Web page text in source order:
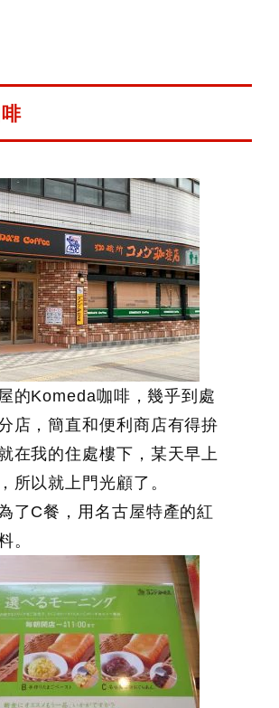
的Komeda咖啡，幾乎到處
店，簡直和便利商店有得拚
在我的住處樓下，某天早上
所以就上門光顧了。
了C餐，用名古屋特產的紅
。